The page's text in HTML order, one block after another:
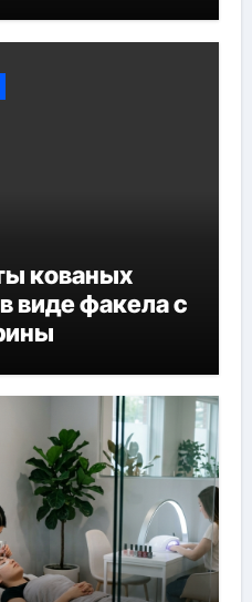
кованых
виде факела с